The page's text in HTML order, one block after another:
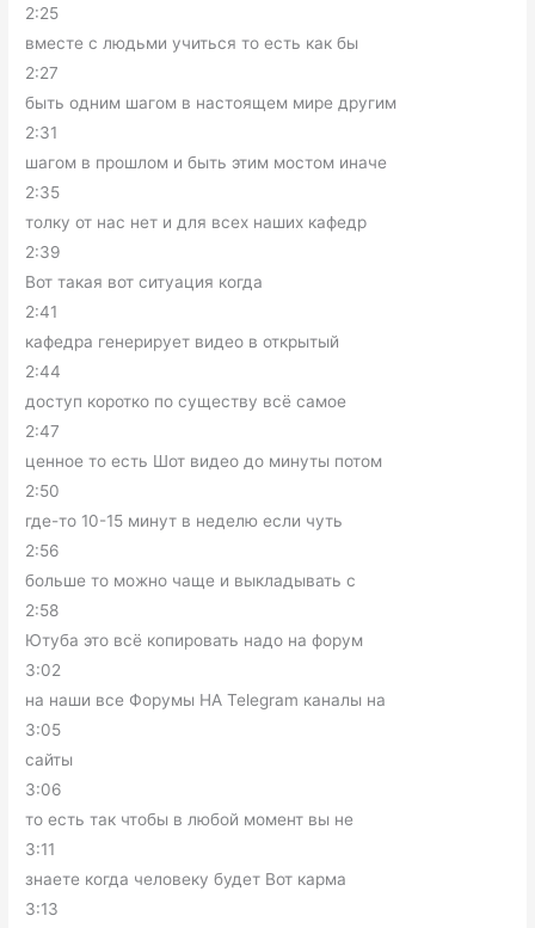
2:25
вместе с людьми учиться то есть как бы
2:27
быть одним шагом в настоящем мире другим
2:31
шагом в прошлом и быть этим мостом иначе
2:35
толку от нас нет и для всех наших кафедр
2:39
Вот такая вот ситуация когда
2:41
кафедра генерирует видео в открытый
2:44
доступ коротко по существу всё самое
2:47
ценное то есть Шот видео до минуты потом
2:50
где-то 10-15 минут в неделю если чуть
2:56
больше то можно чаще и выкладывать с
2:58
Ютуба это всё копировать надо на форум
3:02
на наши все Форумы НА Telegram каналы на
3:05
сайты
3:06
то есть так чтобы в любой момент вы не
3:11
знаете когда человеку будет Вот карма
3:13